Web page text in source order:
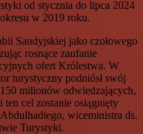
od stycznia do lipca 2024
w 2019 roku.
Saudyjskiej jako czołowego
rosnące zaufanie
ofert Królestwa. W
turystyczny podniósł swój
milionów odwiedzających,
cel zostanie osiągnięty
wiceministra ds.
Turystyki.